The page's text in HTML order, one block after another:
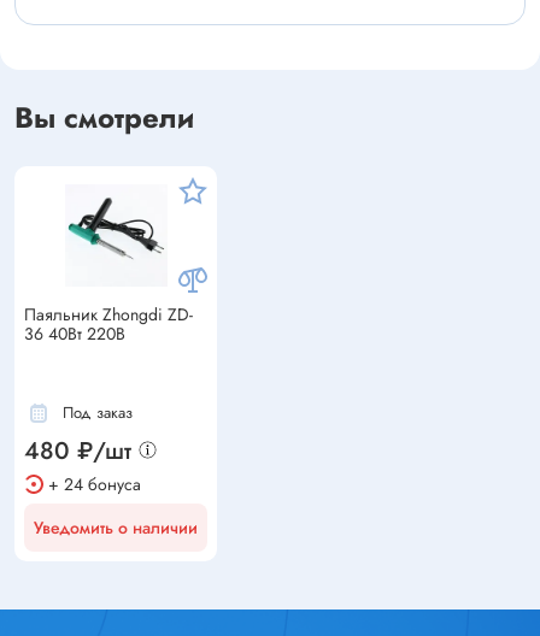
Вы смотрели
Паяльник Zhongdi ZD-
36 40Вт 220В
Под заказ
480 ₽/шт
+ 24 бонуса
Уведомить о наличии